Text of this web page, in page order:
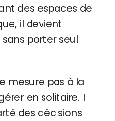
des espaces de
il devient
porter seul
mesure pas à la
en solitaire. Il
des décisions